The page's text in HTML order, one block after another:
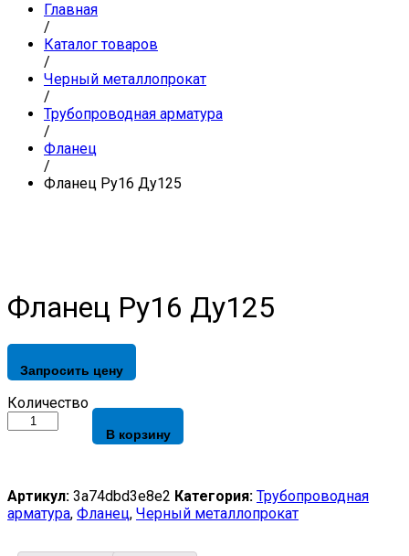
Главная
/
Каталог товаров
/
Черный металлопрокат
/
Трубопроводная арматура
/
Фланец
/
Фланец Ру16 Ду125
Фланец Ру16 Ду125
Запросить цену
Фланец
Ру16
Количество
В корзину
Артикул: 3a74dbd3e8e2 Категория: Трубопроводная
арматура, Фланец, Черный металлопрокат